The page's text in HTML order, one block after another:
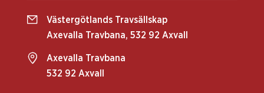
Västergötlands Travsällskap
Axevalla Travbana, 532 92 Axvall
Axevalla Travbana
532 92 Axvall